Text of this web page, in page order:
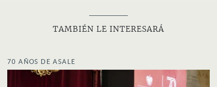
TAMBIÉN LE INTERESARÁ
70 AÑOS DE ASALE